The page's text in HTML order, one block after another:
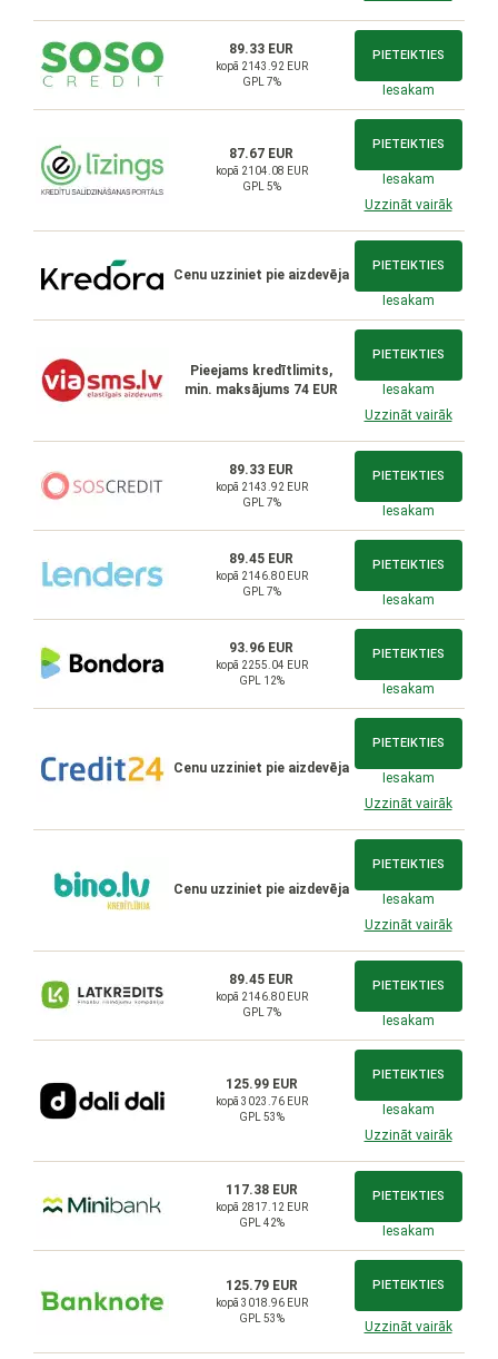
89.33 EUR
kopā 2143.92 EUR
GPL 7%
PIETEIKTIES
Iesakam
87.67 EUR
kopā 2104.08 EUR
GPL 5%
PIETEIKTIES
Iesakam
Uzzināt vairāk
Cenu uzziniet pie aizdevēja
PIETEIKTIES
Iesakam
Pieejams kredītlimits,
min. maksājums 74 EUR
PIETEIKTIES
Iesakam
Uzzināt vairāk
89.33 EUR
kopā 2143.92 EUR
GPL 7%
PIETEIKTIES
Iesakam
89.45 EUR
kopā 2146.80 EUR
GPL 7%
PIETEIKTIES
Iesakam
93.96 EUR
kopā 2255.04 EUR
GPL 12%
PIETEIKTIES
Iesakam
Cenu uzziniet pie aizdevēja
PIETEIKTIES
Iesakam
Uzzināt vairāk
Cenu uzziniet pie aizdevēja
PIETEIKTIES
Iesakam
Uzzināt vairāk
89.45 EUR
kopā 2146.80 EUR
GPL 7%
PIETEIKTIES
Iesakam
125.99 EUR
kopā 3023.76 EUR
GPL 53%
PIETEIKTIES
Iesakam
Uzzināt vairāk
117.38 EUR
kopā 2817.12 EUR
GPL 42%
PIETEIKTIES
Iesakam
125.79 EUR
kopā 3018.96 EUR
GPL 53%
PIETEIKTIES
Uzzināt vairāk